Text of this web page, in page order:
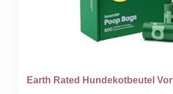
Earth Rated Hundekotbeutel